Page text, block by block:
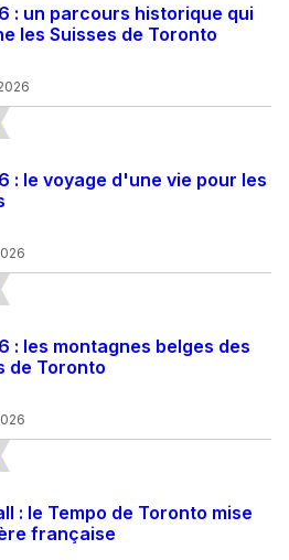
: un parcours historique qui
les Suisses de Toronto
: le voyage d'une vie pour les
: les montagnes belges des
de Toronto
: le Tempo de Toronto mise
française